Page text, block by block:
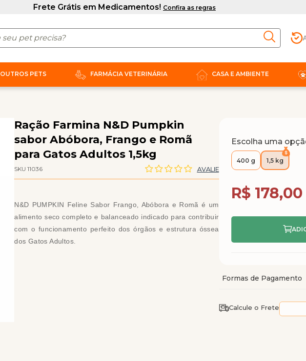
OUTROS PETS FARMÁCIA VETERINÁRIA CASA E AMBIENTE
Ração Farmina N&D Pumpkin
sabor Abóbora, Frango e Romã
para Gatos Adultos 1,5kg
SKU 11036 AVALIE
N&D PUMPKIN Feline Sabor Frango, Abóbora e Romã é um
alimento seco completo e balanceado indicado para contribuir
com o funcionamento perfeito dos órgãos e estrutura óssea
dos Gatos Adultos.
Escolha uma
400 g 1,5 kg
R$ 178,00
Calcule o Frete